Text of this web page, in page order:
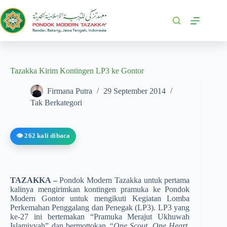
Tazakka Kirim Kontingen LP3 ke Gontor
Firmana Putra
29 September 2014
Tak Berkategori
👁️ 262 kali dibaca
TAZAKKA –Pondok Modern Tazakka untuk pertama
kalinya mengirimkan kontingen pramuka ke Pondok
Modern Gontor untuk mengikuti Kegiatan Lomba
Perkemahan Penggalang dan Penegak (LP3). LP3 yang
ke-27 ini bertemakan “Pramuka Merajut Ukhuwah